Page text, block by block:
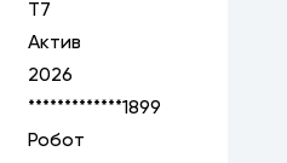
T7
Актив
2026
*************1899
Робот